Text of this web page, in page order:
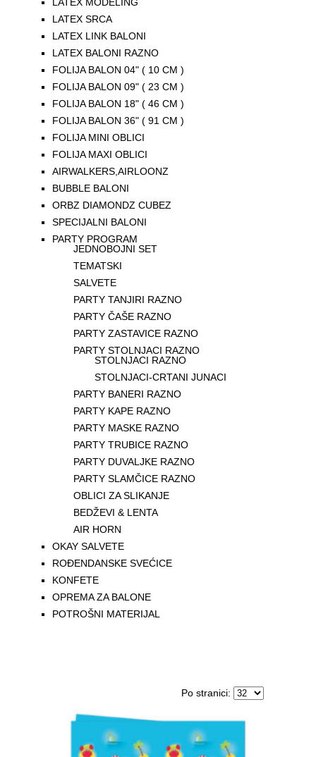
LATEX SRCA
LATEX LINK BALONI
LATEX BALONI RAZNO
FOLIJA BALON 04" ( 10 CM )
FOLIJA BALON 09" ( 23 CM )
FOLIJA BALON 18" ( 46 CM )
FOLIJA BALON 36" ( 91 CM )
FOLIJA MINI OBLICI
FOLIJA MAXI OBLICI
AIRWALKERS,AIRLOONZ
BUBBLE BALONI
ORBZ DIAMONDZ CUBEZ
SPECIJALNI BALONI
PARTY PROGRAM
JEDNOBOJNI SET
TEMATSKI
SALVETE
PARTY TANJIRI RAZNO
PARTY ČAŠE RAZNO
PARTY ZASTAVICE RAZNO
PARTY STOLNJACI RAZNO
STOLNJACI RAZNO
STOLNJACI-CRTANI JUNACI
PARTY BANERI RAZNO
PARTY KAPE RAZNO
PARTY MASKE RAZNO
PARTY TRUBICE RAZNO
PARTY DUVALJKE RAZNO
PARTY SLAMČICE RAZNO
OBLICI ZA SLIKANJE
BEDŽEVI & LENTA
AIR HORN
OKAY SALVETE
ROĐENDANSKE SVEĆICE
KONFETE
OPREMA ZA BALONE
POTROŠNI MATERIJAL
Po stranici: